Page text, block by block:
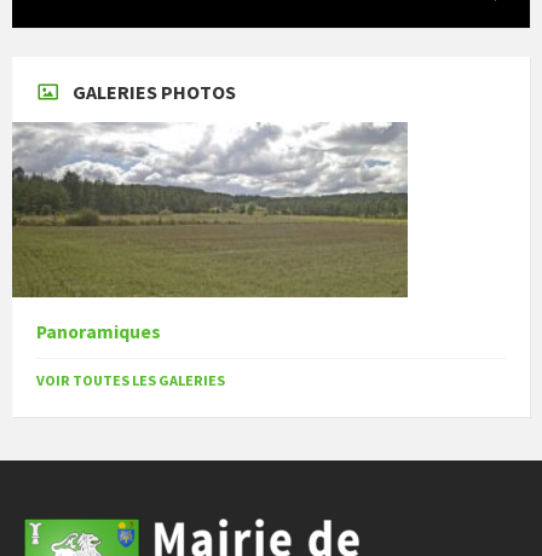
GALERIES PHOTOS
Panoramiques
VOIR TOUTES LES GALERIES